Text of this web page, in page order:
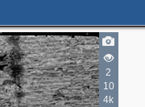
2
10
4k